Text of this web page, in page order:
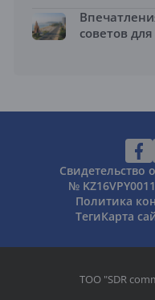
советов
Свидетельство
№
Политика
ТегиКарта
ТОО "SDR